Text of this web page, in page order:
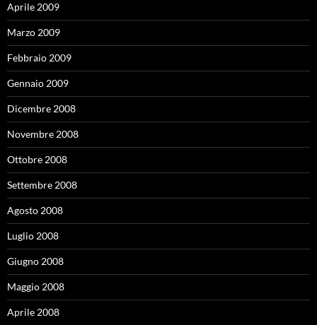
Aprile 2009
Marzo 2009
Febbraio 2009
Gennaio 2009
Dicembre 2008
Novembre 2008
Ottobre 2008
Settembre 2008
Agosto 2008
Luglio 2008
Giugno 2008
Maggio 2008
Aprile 2008